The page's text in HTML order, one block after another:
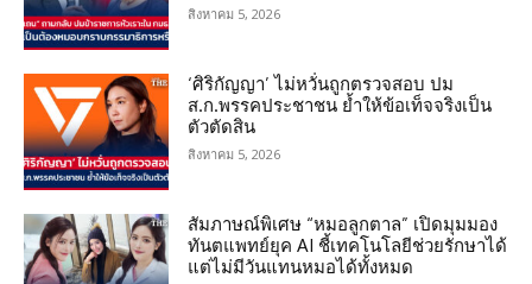
สิงหาคม 5, 2026
‘ศิริกัญญา’ ไม่หวั่นถูกตรวจสอบ ปม
ส.ก.พรรคประชาชน ย้ำให้ข้อเท็จจริงเป็น
ตัวตัดสิน
สิงหาคม 5, 2026
สัมภาษณ์พิเศษ “หมอลูกตาล” เปิดมุมมอง
ทันตแพทย์ยุค AI ชี้เทคโนโลยีช่วยรักษาได้
แต่ไม่มีวันแทนหมอได้ทั้งหมด